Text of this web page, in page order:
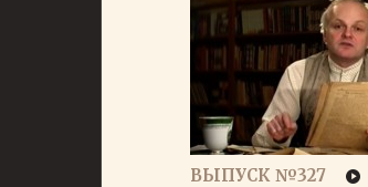
ВЫПУСК №327